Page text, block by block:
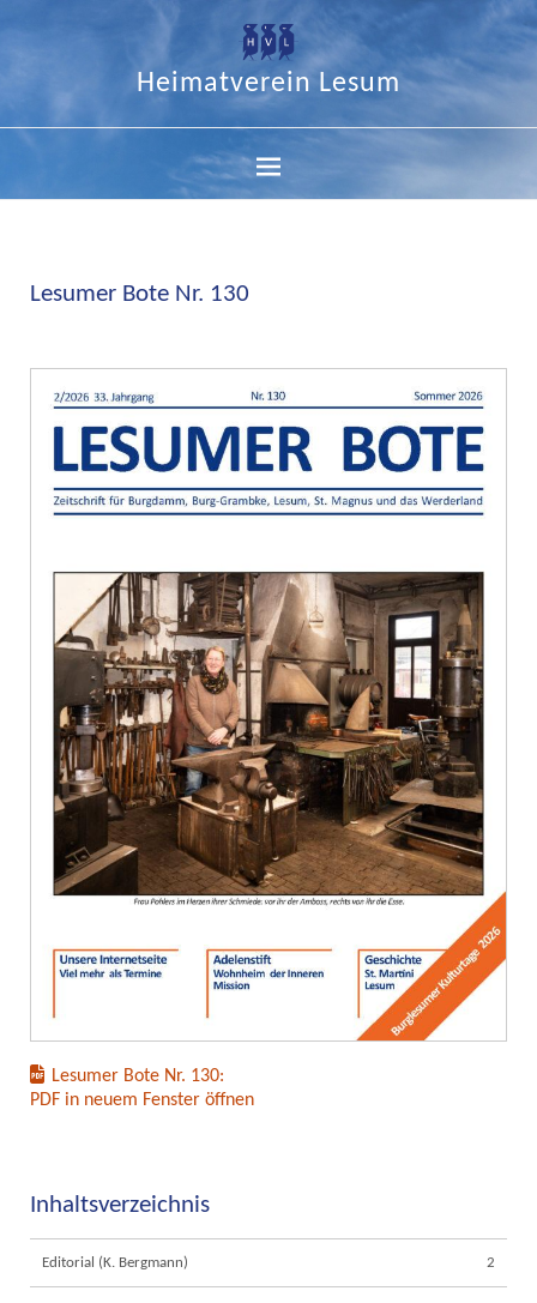
Heimatverein Lesum
Lesumer Bote Nr. 130
Lesumer Bote Nr. 130:
PDF in neuem Fenster öffnen
Inhaltsverzeichnis
Editorial (K. Bergmann) 2